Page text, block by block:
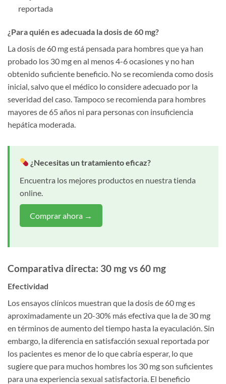
reportada
¿Para quién es adecuada la dosis de 60 mg?
La dosis de 60 mg está pensada para hombres que ya han
probado los 30 mg en al menos 4-6 ocasiones y no han
obtenido suficiente beneficio. No se recomienda como dosis
inicial, salvo que el médico lo considere adecuado por la
severidad del caso. Tampoco se recomienda para hombres
mayores de 65 años ni para personas con insuficiencia
hepática moderada.
¿Necesitas un tratamiento eficaz?
Encuentra los mejores productos en nuestra tienda
online.
Comprar ahora →
Comparativa directa: 30 mg vs 60 mg
Efectividad
Los ensayos clínicos muestran que la dosis de 60 mg es
aproximadamente un 20-30% más efectiva que la de 30 mg
en términos de aumento del tiempo hasta la eyaculación. Sin
embargo, la diferencia en satisfacción sexual reportada por
los pacientes es menor de lo que cabría esperar, lo que
sugiere que para muchos hombres los 30 mg son suficientes
para una experiencia sexual satisfactoria. El beneficio